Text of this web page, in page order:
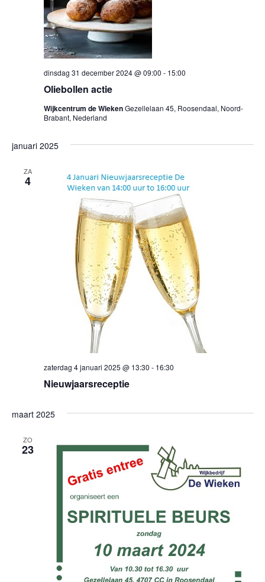
Oliebollen actie
dinsdag 31 december 2024 @ 09:00 - 15:00
Wijkcentrum de WiekenGezellelaan 45, Roosendaal, Noord-
Brabant, Nederland
januari 2025
ZA
4
Nieuwjaarsreceptie
zaterdag 4 januari 2025 @ 13:30 - 16:30
maart 2025
ZO
23